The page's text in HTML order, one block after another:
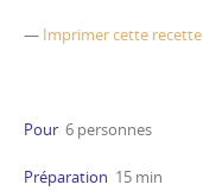
— Imprimer cette recette
Pour 6 personnes
Préparation 15 min